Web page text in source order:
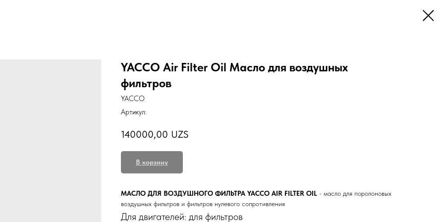
YACCO Air Filter Oil Масло для воздушных
фильтров
YACCO
Артикул:
140000,00 UZS
В корзину
МАСЛО ДЛЯ ВОЗДУШНОГО ФИЛЬТРА YACCO AIR FILTER OIL - масло для поролоновых
воздушных фильтров и фильтров нулевого сопротивления
Для двигателей: для фильтров